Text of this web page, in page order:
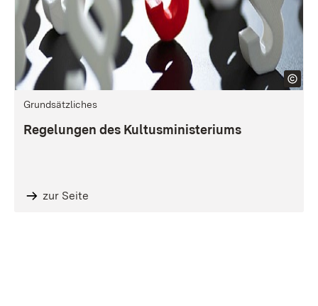
Grundsätzliches
Regelungen des Kultusministeriums
zur Seite